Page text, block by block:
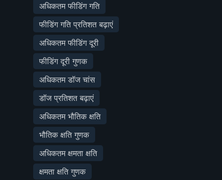
अधिकतम फीडिंग गति
फीडिंग गति प्रतिशत बढ़ाएं
अधिकतम फीडिंग दूरी
फीडिंग दूरी गुणक
अधिकतम डॉज चांस
डॉज प्रतिशत बढ़ाएं
अधिकतम भौतिक क्षति
भौतिक क्षति गुणक
अधिकतम क्षमता क्षति
क्षमता क्षति गुणक